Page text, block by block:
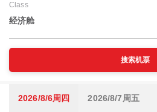
Class
经济舱
搜索机票
2026/8/6周四 2026/8/7周五